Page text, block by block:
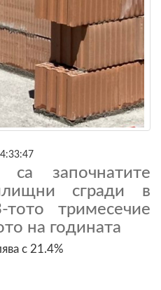
започнатите
сгради в
тримесечие
на годината
с 21.4%